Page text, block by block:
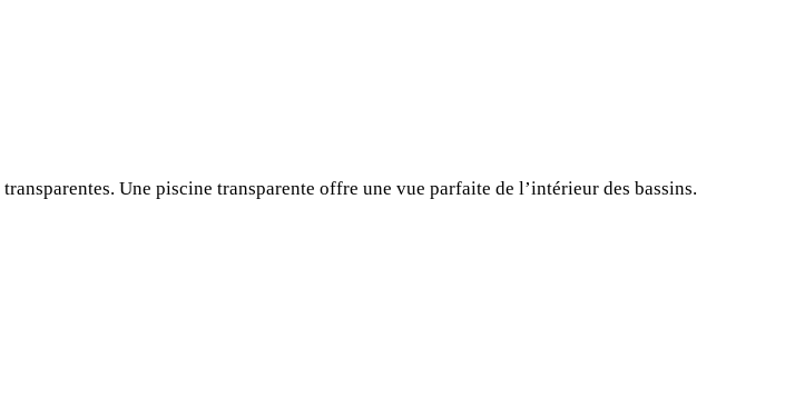
Une piscine transparente offre une vue parfaite de l’intérieur des bassins.